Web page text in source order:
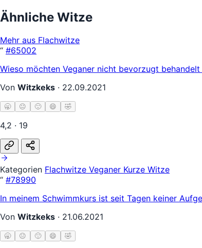
Ähnliche Witze
Mehr aus Flachwitze
“ #65002
Wieso möchten Veganer nicht bevorzugt
Von Witzkeks · 22.09.2021
🥱 😐 🙂 😄 🤣
4,2 · 19
Kategorien Flachwitze Veganer Kurze Witze
“ #78990
In meinem Schwimmkurs ist seit Tagen keiner
Von Witzkeks · 21.06.2021
🥱 😐 🙂 😄 🤣